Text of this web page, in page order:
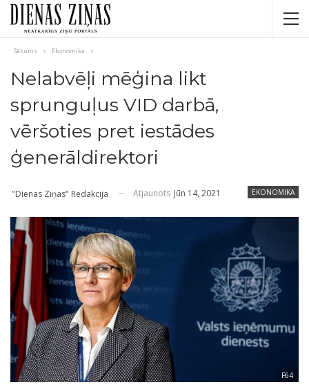
Sākums Ekonomika
Nelabvēļi mēģina likt
sprunguļus VID darbā,
vēršoties pret iestādes
ģenerāldirektori
EKONOMIKA
"Dienas Ziņas" Redakcija Atjaunots Jūn 14, 2021
F64